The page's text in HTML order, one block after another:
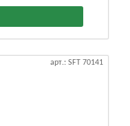
арт.: SFT 70141